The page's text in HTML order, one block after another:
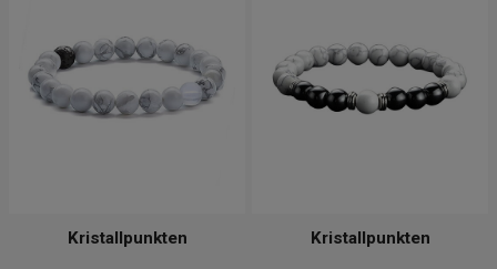
Kristallpunkten Kristallpunkten